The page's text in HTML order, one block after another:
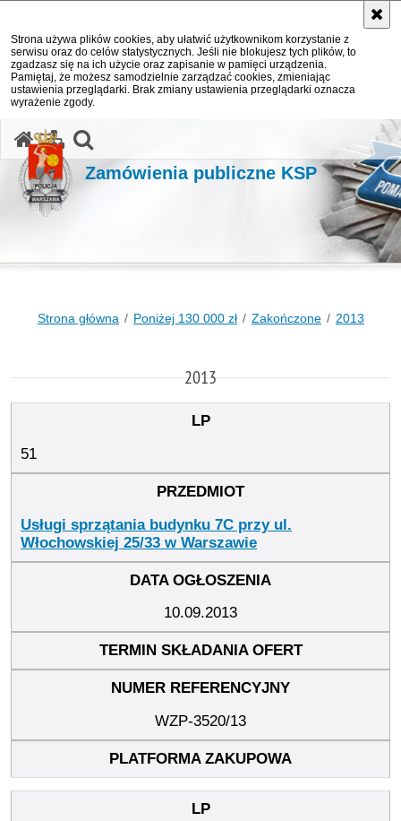
Strona używa plików cookies, aby ułatwić użytkownikom korzystanie z
serwisu oraz do celów statystycznych. Jeśli nie blokujesz tych plików, to
zgadzasz się na ich użycie oraz zapisanie w pamięci urządzenia.
Pamiętaj, że możesz samodzielnie zarządzać cookies, zmieniając
ustawienia przeglądarki. Brak zmiany ustawienia przeglądarki oznacza
wyrażenie zgody.
Zamówienia publiczne KSP
Strona główna Poniżej 130 000 zł Zakończone 2013
2013
51
Usługi sprzątania budynku 7C przy ul.
Włochowskiej 25/33 w Warszawie
10.09.2013
WZP-3520/13